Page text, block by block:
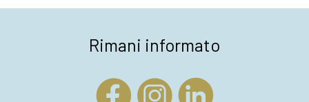
Rimani informato